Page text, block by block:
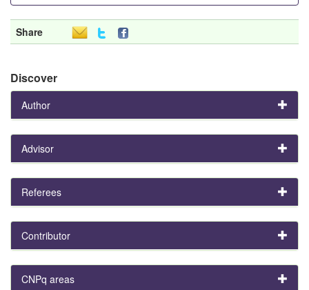
Share
Discover
Author
Advisor
Referees
Contributor
CNPq areas